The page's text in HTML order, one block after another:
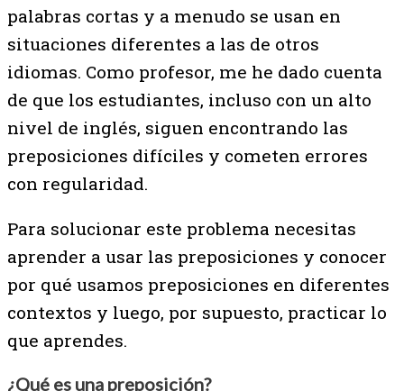
palabras cortas y a menudo se usan en
situaciones diferentes a las de otros
idiomas. Como profesor, me he dado cuenta
de que los estudiantes, incluso con un alto
nivel de inglés, siguen encontrando las
preposiciones difíciles y cometen errores
con regularidad.
Para solucionar este problema necesitas
aprender a usar las preposiciones y conocer
por qué usamos preposiciones en diferentes
contextos y luego, por supuesto, practicar lo
que aprendes.
¿Qué es una preposición?